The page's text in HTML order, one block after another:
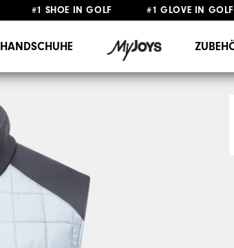
#1 SHOE IN GOLF #1 GLOVE IN GOLF
HANDSCHUHE